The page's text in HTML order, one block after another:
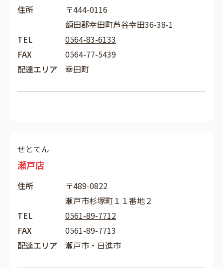
住所
〒444-0116
額田郡幸田町芦谷幸田36-38-1
TEL
0564-83-6133
FAX
0564-77-5439
配達エリア
幸田町
せとてん
瀬戸店
住所
〒489-0822
瀬戸市杉塚町１１番地２
TEL
0561-89-7712
FAX
0561-89-7713
配達エリア
瀬戸市・日進市